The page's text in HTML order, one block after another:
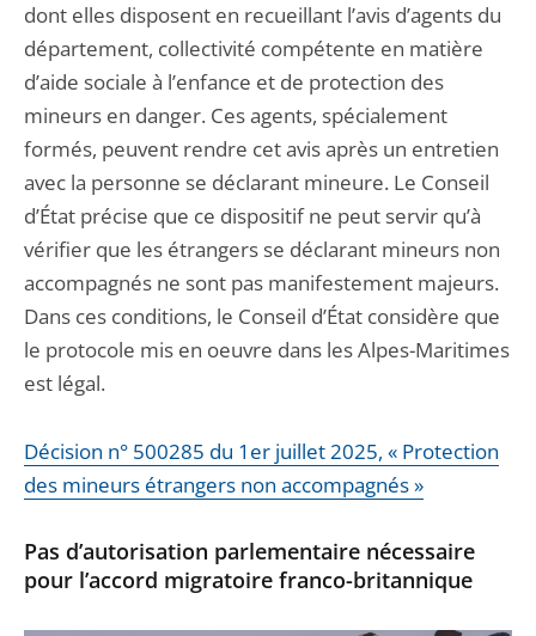
dont elles disposent en recueillant l’avis d’agents du
département, collectivité compétente en matière
d’aide sociale à l’enfance et de protection des
mineurs en danger. Ces agents, spécialement
formés, peuvent rendre cet avis après un entretien
avec la personne se déclarant mineure. Le Conseil
d’État précise que ce dispositif ne peut servir qu’à
vérifier que les étrangers se déclarant mineurs non
accompagnés ne sont pas manifestement majeurs.
Dans ces conditions, le Conseil d’État considère que
le protocole mis en oeuvre dans les Alpes-Maritimes
est légal.
Décision n° 500285 du 1er juillet 2025, « Protection
des mineurs étrangers non accompagnés »
Pas d’autorisation parlementaire nécessaire
pour l’accord migratoire franco-britannique